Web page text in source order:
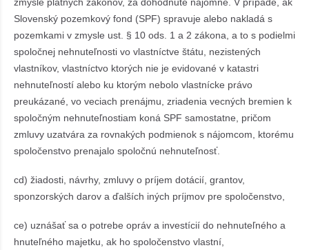
Slovenský pozemkový fond (SPF) spravuje alebo nakladá s
pozemkami v zmysle ust. § 10 ods. 1 a 2 zákona, a to s podielmi
spoločnej nehnuteľnosti vo vlastníctve štátu, nezistených
vlastníkov, vlastníctvo ktorých nie je evidované v katastri
nehnuteľností alebo ku ktorým nebolo vlastnícke právo
preukázané, vo veciach prenájmu, zriadenia vecných bremien k
spoločným nehnuteľnostiam koná SPF samostatne, pričom
zmluvy uzatvára za rovnakých podmienok s nájomcom, ktorému
spoločenstvo prenajalo spoločnú nehnuteľnosť.
cd) žiadosti, návrhy, zmluvy o príjem dotácií, grantov,
sponzorských darov a ďalších iných príjmov pre spoločenstvo,
ce) uznášať sa o potrebe opráv a investícií do nehnuteľného a
hnuteľného majetku, ak ho spoločenstvo vlastní,